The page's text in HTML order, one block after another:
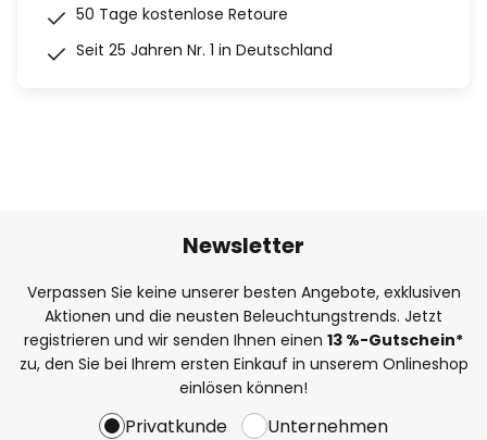
50 Tage kostenlose Retoure
Seit 25 Jahren Nr. 1 in Deutschland
Newsletter
Verpassen Sie keine unserer besten Angebote, exklusiven
Aktionen und die neusten Beleuchtungstrends. Jetzt
registrieren und wir senden Ihnen einen 13 %-Gutschein*
zu, den Sie bei Ihrem ersten Einkauf in unserem Onlineshop
einlösen können!
Privatkunde Unternehmen